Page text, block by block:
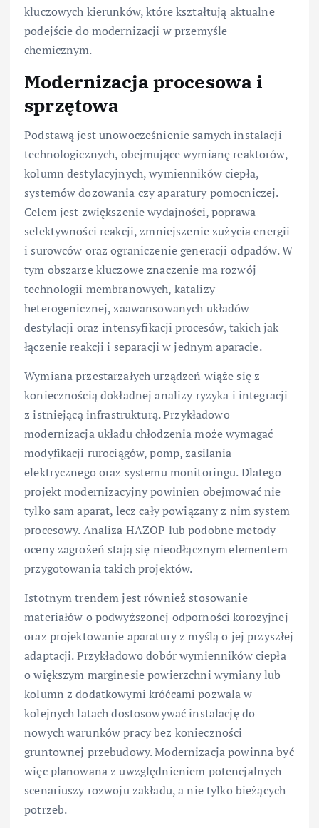
kluczowych kierunków, które kształtują aktualne
podejście do modernizacji w przemyśle
chemicznym.
Modernizacja procesowa i
sprzętowa
Podstawą jest unowocześnienie samych instalacji
technologicznych, obejmujące wymianę reaktorów,
kolumn destylacyjnych, wymienników ciepła,
systemów dozowania czy aparatury pomocniczej.
Celem jest zwiększenie wydajności, poprawa
selektywności reakcji, zmniejszenie zużycia energii
i surowców oraz ograniczenie generacji odpadów. W
tym obszarze kluczowe znaczenie ma rozwój
technologii membranowych, katalizy
heterogenicznej, zaawansowanych układów
destylacji oraz intensyfikacji procesów, takich jak
łączenie reakcji i separacji w jednym aparacie.
Wymiana przestarzałych urządzeń wiąże się z
koniecznością dokładnej analizy ryzyka i integracji
z istniejącą infrastrukturą. Przykładowo
modernizacja układu chłodzenia może wymagać
modyfikacji rurociągów, pomp, zasilania
elektrycznego oraz systemu monitoringu. Dlatego
projekt modernizacyjny powinien obejmować nie
tylko sam aparat, lecz cały powiązany z nim system
procesowy. Analiza HAZOP lub podobne metody
oceny zagrożeń stają się nieodłącznym elementem
przygotowania takich projektów.
Istotnym trendem jest również stosowanie
materiałów o podwyższonej odporności korozyjnej
oraz projektowanie aparatury z myślą o jej przyszłej
adaptacji. Przykładowo dobór wymienników ciepła
o większym marginesie powierzchni wymiany lub
kolumn z dodatkowymi króćcami pozwala w
kolejnych latach dostosowywać instalację do
nowych warunków pracy bez konieczności
gruntownej przebudowy. Modernizacja powinna być
więc planowana z uwzględnieniem potencjalnych
scenariuszy rozwoju zakładu, a nie tylko bieżących
potrzeb.